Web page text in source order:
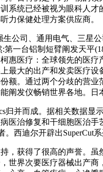
统已经被视为眼科人
力保健处理方案供应商。
司、通用电气、三星
一台铝制短臂阐发天平
惠医疗：全球领先的医
最大的出产和发卖医疗
额。通过两个分歧的
阐发仪畅销世界各地。日
并而成。据相关数据显
治修复和干细胞医治
西迪尔开辟出SuperCut
获得了很高的声誉。虽
界次要医疗器械出产